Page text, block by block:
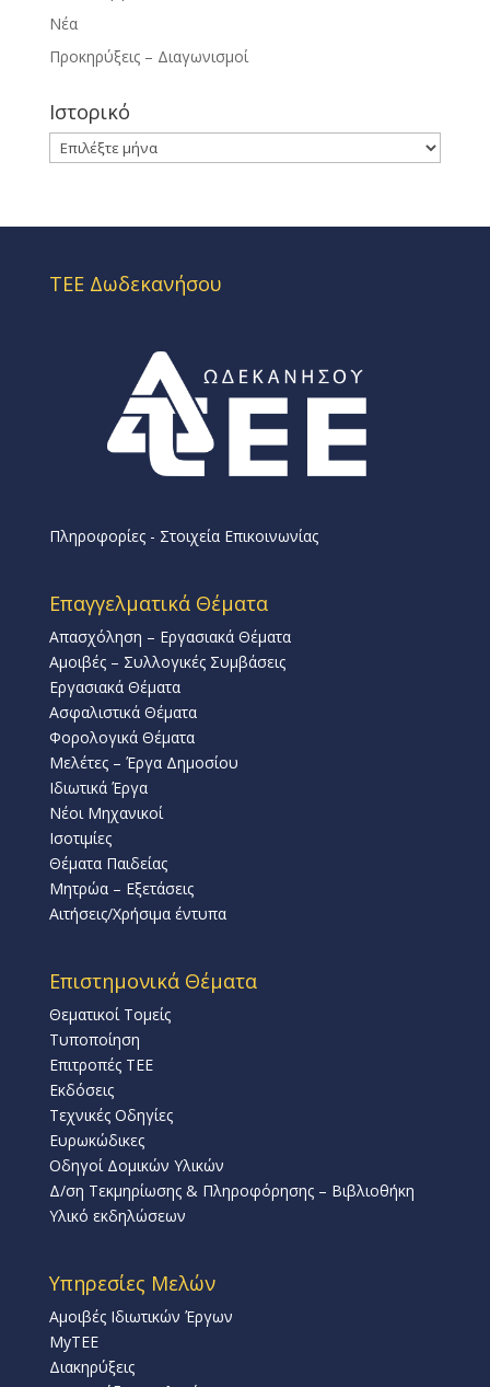
Νέα
Προκηρύξεις – Διαγωνισμοί
Ιστορικό
Ιστορικό
ΤΕΕ Δωδεκανήσου
Πληροφορίες - Στοιχεία Επικοινωνίας
Επαγγελματικά Θέματα
Απασχόληση – Εργασιακά Θέματα
Αμοιβές – Συλλογικές Συμβάσεις
Εργασιακά Θέματα
Ασφαλιστικά Θέματα
Φορολογικά Θέματα
Μελέτες – Έργα Δημοσίου
Ιδιωτικά Έργα
Νέοι Μηχανικοί
Ισοτιμίες
Θέματα Παιδείας
Μητρώα – Εξετάσεις
Αιτήσεις/Χρήσιμα έντυπα
Επιστημονικά Θέματα
Θεματικοί Τομείς
Τυποποίηση
Επιτροπές ΤΕΕ
Εκδόσεις
Τεχνικές Οδηγίες
Ευρωκώδικες
Οδηγοί Δομικών Υλικών
Δ/ση Τεκμηρίωσης & Πληροφόρησης – Βιβλιοθήκη
Υλικό εκδηλώσεων
Υπηρεσίες Μελών
Αμοιβές Ιδιωτικών Έργων
MyTEE
Διακηρύξεις